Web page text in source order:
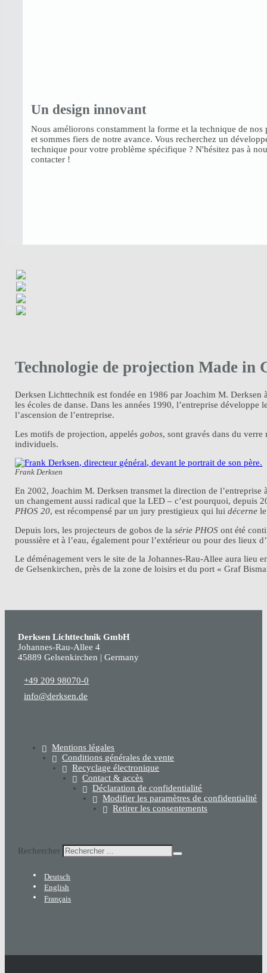
Un design innovant
Nous améliorons constamment la forme et la technique de nos
et sommes fiers de notre avance. Vous recherchez un
technique pour votre problème spécifique ? N'hésitez pas à
contacter !
Technologie de projection Made in
Derksen Lichttechnik est fondée en 1986 par Joachim M. Derksen
les écoles de danse. Dans les années 1990, l’entreprise développe
l’ascension de l’entreprise.
Les motifs de projection, appelésgobos, sont gravés dans du
individuels.
Frank Derksen
En 2002, Joachim M. Derksen transmet la direction de
un changement aussi radical que la LED – c’est pourquoi,
PHOS 20, est récompensé par un jury prestigieux qui luidécerne
Depuis lors, les projecteurs de gobos de lasérie PHOS ont été
poussière et à l’eau, également pour l’extérieur ou pour des
Le déménagement vers le site de la Johannes-Rau-Allee aura lieu
de Gelsenkirchen, près de la zone de loisirs et du port « Graf
Derksen Lichttechnik GmbH
Johannes-Rau-Allee 4
45889 Gelsenkirchen | Germany
+49 209 98070-0
info@derksen.de
Mentions légales
Conditions générales de vente
Recyclage électronique
Contact & accès
Déclaration de confidentialité
Modifier les paramètres de confidentialité
Retirer les consentements
Rechercher
Deutsch
English
Français